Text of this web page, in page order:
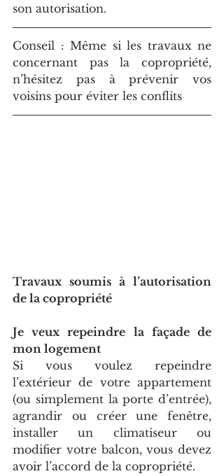
son autorisation.
Conseil : Même si les travaux ne
concernant pas la copropriété,
n’hésitez pas à prévenir vos
voisins pour éviter les conflits
Travaux soumis à l’autorisation
de la copropriété
Je veux repeindre la façade de
mon logement
Si vous voulez repeindre
l’extérieur de votre appartement
(ou simplement la porte d’entrée),
agrandir ou créer une fenêtre,
installer un climatiseur ou
modifier votre balcon, vous devez
avoir l’accord de la copropriété.